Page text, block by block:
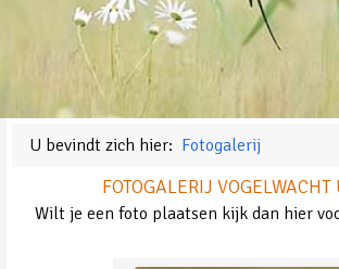
U bevindt zich hier: Fotogalerij
FOTOGALERIJ VOGELWACHT
Wilt je een foto plaatsen kijk dan hier